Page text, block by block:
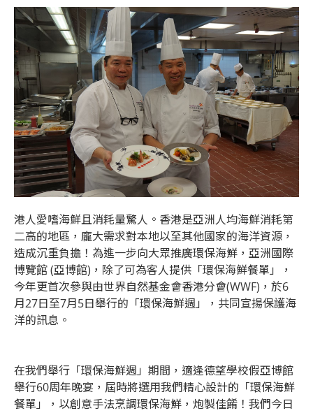
港人愛嗜海鮮且消耗量驚人。香港是亞洲人均海鮮消耗第
二高的地區，龐大需求對本地以至其他國家的海洋資源，
造成沉重負擔！為進一步向大眾推廣環保海鮮，亞洲國際
博覽館 (亞博館)，除了可為客人提供「環保海鮮餐單」，
今年更首次參與由世界自然基金會香港分會(WWF)，於6
月27日至7月5日舉行的「環保海鮮週」，共同宣揚保護海
洋的訊息。
在我們舉行「環保海鮮週」期間，適逢德望學校假亞博館
舉行60周年晚宴，屆時將選用我們精心設計的「環保海鮮
餐單」，以創意手法烹調環保海鮮，炮製佳餚！我們今日